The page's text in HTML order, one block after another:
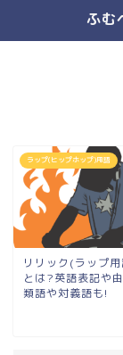
ふむ
ラップ(ヒップホップ)用語
リリック(ラップ
とは?英語表記や
類語や対義語も!